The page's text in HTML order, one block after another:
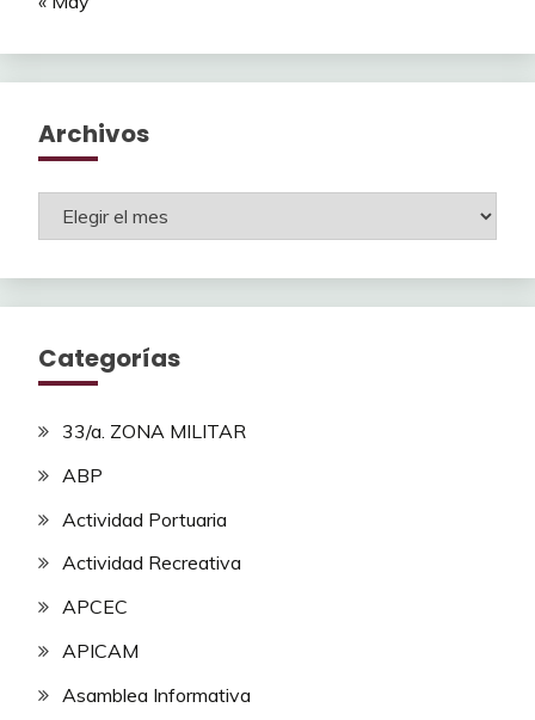
Archivos
Archivos
Categorías
33/a. ZONA MILITAR
ABP
Actividad Portuaria
Actividad Recreativa
APCEC
APICAM
Asamblea Informativa